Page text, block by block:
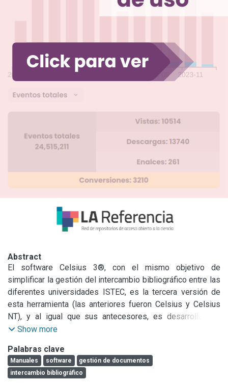
Abstract
El software Celsius 3®, con el mismo objetivo de
simplificar la gestión del intercambio bibliográfico entre las
diferentes universidades ISTEC, es la tercera versión de
esta herramienta (las anteriores fueron Celsius y Celsius
NT), y al igual que sus antecesores, es desarrollado y
mantenido íntegramente por el equipo de PREBI­UNLP, el
Argentina. Sin embargo, a diferencia de las versiones
previas, Celsius 3 es un sistema centralizado. Esto
significa que el software se aloja y ejecuta desde un nodo
Show more
Palabras clave
Manuales software
gestión de documentos
intercambio bibliográfico